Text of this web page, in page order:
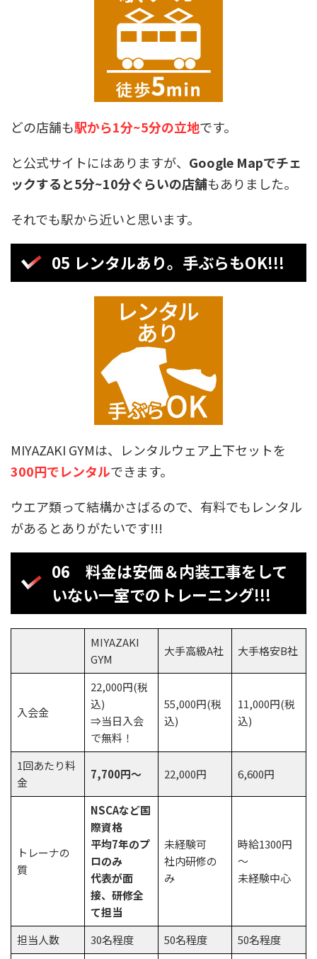
どの店舗も駅から1分~5分の立地です。
と公式サイトにはありますが、 Google Mapでチェ
ックすると5分~10分ぐらいの店舗もありました。
それでも駅から近いと思います。
05 レンタルあり。手ぶらもOK!!!
MIYAZAKI GYMは、レンタルウェア上下セットを
300円でレンタルできます。
ウエア類って結構かさばるので、有料でもレンタル
があるとありがたいです!!!
06 料金は安価＆内装工事をして
いない一室でのトレーニング!!!
MIYAZAKI
GYM
大手高級A社 大手格安B社
入会金
22,000円(税
込)
⇒当日入会
で無料！
55,000円(税
込)
11,000円(税
込)
1回あたり料
金
7,700円～ 22,000円 6,600円
トレーナの
質
NSCAなど国
際資格
平均7年のプ
ロのみ
代表が面
接、研修全
て担当
未経験可
社内研修の
み
時給1300円
～
未経験中心
担当人数 30名程度 50名程度 50名程度